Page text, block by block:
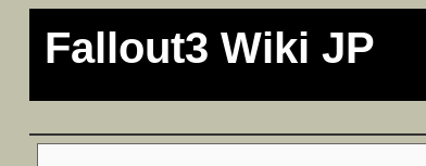
Fallout3 Wiki JP